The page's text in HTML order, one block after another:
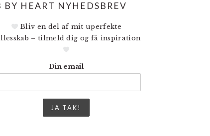
BY HEART NYHEDSBREV
Bliv en del af mit uperfekte
– tilmeld dig og få inspiration
Din email